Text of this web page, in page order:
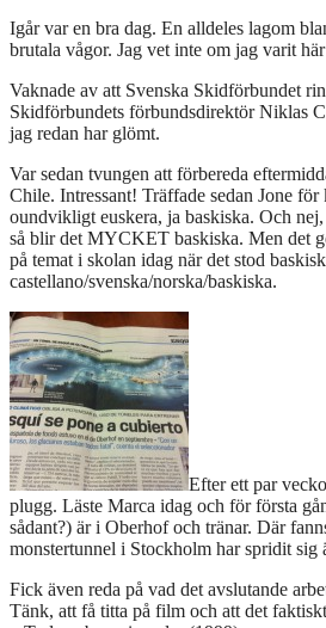
Igår var en bra dag. En alldeles lagom
brutala vågor. Jag vet inte om jag varit
Vaknade av att Svenska Skidförbundet
Skidförbundets förbundsdirektör Niklas
jag redan har glömt.
Var sedan tvungen att förbereda
Chile. Intressant! Träffade sedan Jone
oundvikligt euskera, ja baskiska. Och
så blir det MYCKET baskiska. Men det
på temat i skolan idag när det stod
castellano/svenska/norska/baskiska.
Efter ett par
plugg. Läste Marca idag och för första
sådant?) är i Oberhof och tränar. Där
monstertunnel i Stockholm har spridit sig
Fick även reda på vad det avslutande
Tänk, att få titta på film och att det